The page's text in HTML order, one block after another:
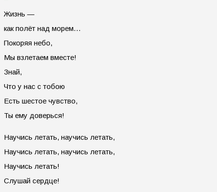
Жизнь —
как полёт над морем…
Покоряя небо,
Мы взлетаем вместе!
Знай,
Что у нас с тобою
Есть шестое чувство,
Ты ему доверься!
Научись летать, научись летать,
Научись летать, научись летать,
Научись летать!
Слушай сердце!